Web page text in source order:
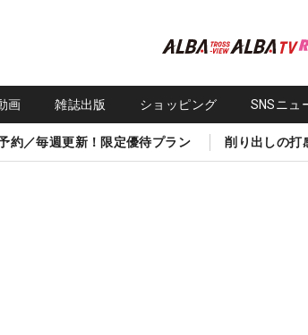
画 雑誌出版 ショッピング SNSニュ
約／毎週更新！限定優待プラン 削り出しの打